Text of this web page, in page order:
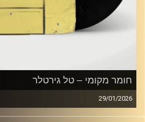
חומר מקומי – טל גירטלר
29/01/2026
שעה של מוזיקה ישראלית עם טל גירטלר